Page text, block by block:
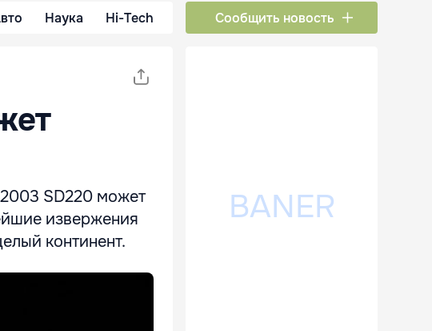
Наука Hi-Tech Сообщить новость
SD220 может
извержения
континент.